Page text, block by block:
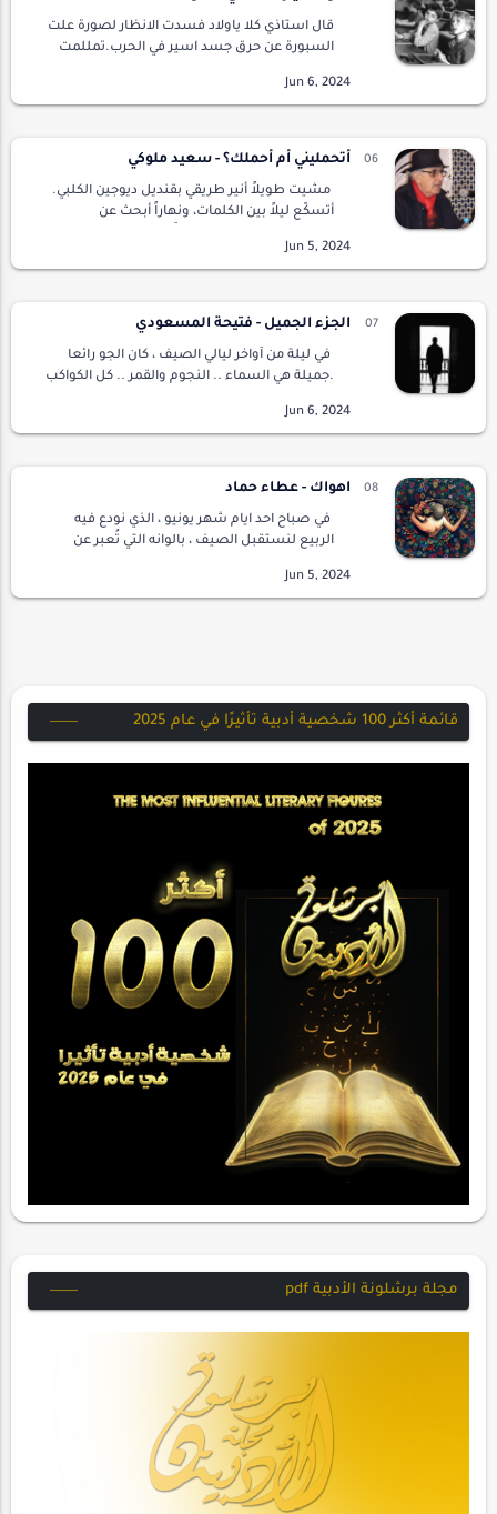
قال استاذي كلا ياولاد فسدت الانظار لصورة علت
السبورة عن حرق جسد اسير في الحرب.تمللمت
با…
أتحمليني أم أحملك؟ - سعيد ملوكي
مشيت طويلاً أنير طريقي بقنديل ديوجين الكلبي.
أتسكّع ليلاً بين الكلمات، ونهاراً أبحث عن
نومي، وجدتها أمامي. بابتسامة مفتوحة على كل
تأويل…
الجزء الجميل - فتيحة المسعودي
في ليلة من آواخر ليالي الصيف ، كان الجو رائعا
.جميلة هي السماء .. النجوم والقمر .. كل الكواكب
.موسيقى هادئة.. فنجان قهوة دون سكر …
اهواك - عطاء حماد
في صباح احد ايام شهر يونيو ، الذي نودع فيه
الربيع لنستقبل الصيف ، بالوانه التي تُعبر عن
تتخذ الشمس كبد السماء مستقر لها ، قررت ا…
قائمة أكثر 100 شخصية أدبية تأثيرًا في عام 2025
مجلة برشلونة الأدبية pdf